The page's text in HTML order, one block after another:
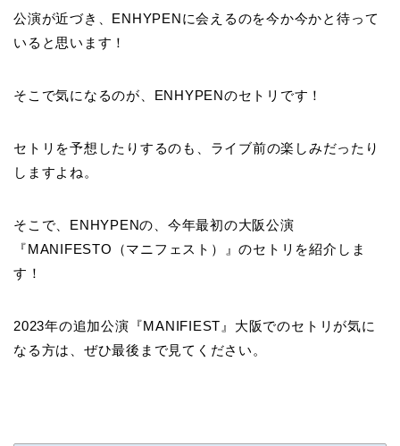
公演が近づき、ENHYPENに会えるのを今か今かと待って
いると思います！
そこで気になるのが、ENHYPENのセトリです！
セトリを予想したりするのも、ライブ前の楽しみだったり
しますよね。
そこで、ENHYPENの、今年最初の大阪公演
『MANIFESTO（マニフェスト）』のセトリを紹介しま
す！
2023年の追加公演『MANIFIEST』大阪でのセトリが気に
なる方は、ぜひ最後まで見てください。